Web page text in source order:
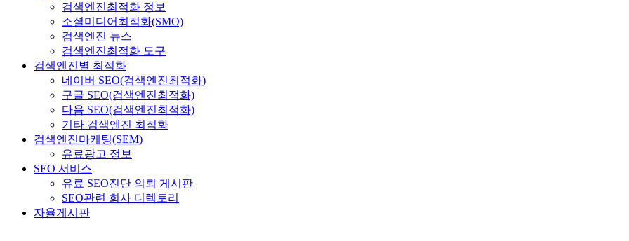
검색엔진최적화 정보
소셜미디어최적화(SMO)
검색엔진 뉴스
검색엔진최적화 도구
검색엔진별 최적화
네이버 SEO(검색엔진최적화)
구글 SEO(검색엔진최적화)
다음 SEO(검색엔진최적화)
기타 검색엔진 최적화
검색엔진마케팅(SEM)
유료광고 정보
SEO 서비스
유료 SEO진단 의뢰 게시판
SEO관련 회사 디렉토리
자율게시판